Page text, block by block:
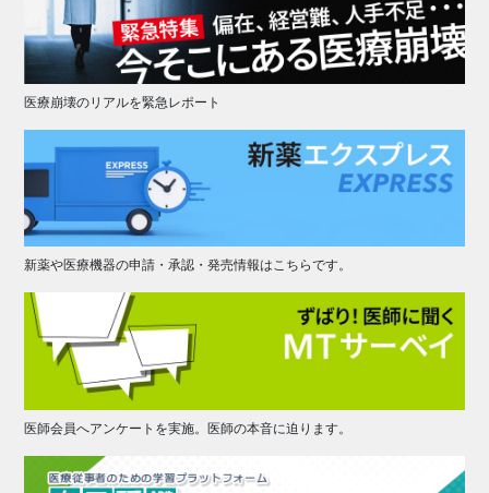
医療崩壊のリアルを緊急レポート
新薬や医療機器の申請・承認・発売情報はこちらです。
医師会員へアンケートを実施。医師の本音に迫ります。